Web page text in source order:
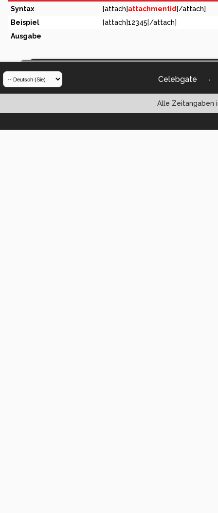
Syntax [attach]attachmentid [/attach]
Beispiel
[attach]12345[/attach]
Ausgabe
Celebgate -
Alle Zeitangaben